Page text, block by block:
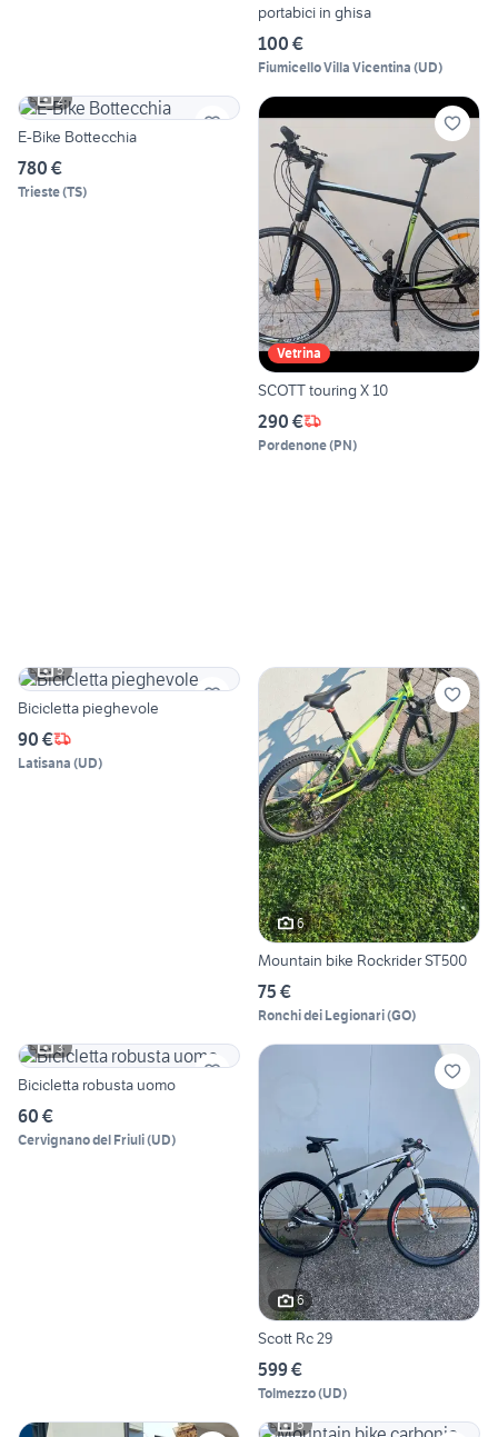
portabici in ghisa
100 €
Fiumicello Villa Vicentina (UD)
2
E-Bike Bottecchia
780 €
Trieste(TS)
Vetrina
SCOTT touring X 10
290 €
Pordenone(PN)
5
Bicicletta pieghevole
90 €
Latisana (UD)
6
Mountain bike Rockrider ST500
75 €
Ronchi dei Legionari(GO)
3
Bicicletta robusta uomo
60 €
Cervignano del Friuli(UD)
6
Scott Rc 29
599 €
Tolmezzo(UD)
5